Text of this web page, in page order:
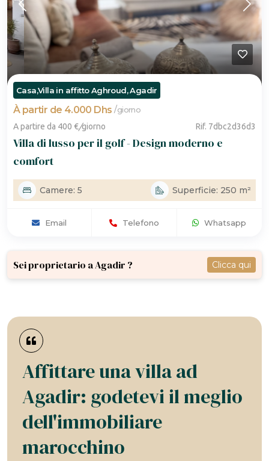
Casa,Villa in affitto Aghroud, Agadir
À partir de 4.000 Dhs /giorno
A partire da 400 €/giorno Rif. 7dbc2d36d3
Villa di lusso per il golf - Design moderno e
comfort
Camere: 5 Superficie: 250 m²
Email Telefono Whatsapp
Sei proprietario a Agadir ? Clicca qui
Affittare una villa ad
Agadir: godetevi il meglio
dell'immobiliare
marocchino